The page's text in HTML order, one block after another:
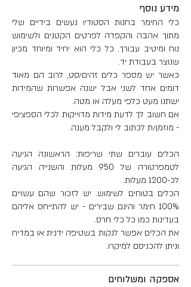
רוחב- 7 ס"מ
מידע נוסף
כלי החימר בחנות הסטודיו נעשים בידיים שלי
מתוך אהבה והקפדה לפרטים הקטנים ולשימוש
נוח ומיטיב עבורך. כל כלי הוא יחיד ומיוחד מכיון
שנוצר בעבודת יד.
כאשר יש מספר כלים זהים/סט, לרוב הם מאוד
דומים אחד לשני אבל ישנה אפשרות שהמידות
ישתנו מעט כלפי מעלה או מטה.
אם חשוב לך לדעת מידות מדוייקות לכלי הספציפי
- מוזמן/ת לכתוב לי ולקבל מענה.
הכלים עוברים שתי שריפות: הראשונה הגיעה
לטמפרטורה של 950 מעלות והשנייה הגיעה
לכ-1200 מעלות.
הכלים בטוחים לשימוש. יש לזכור שהם עשויים
100% חימר והינם שבירים - יש להתייחס אליהם
בעדינות כמו כל כלי חרס.
את הכלים אפשר לנקות בשטיפה ידנית או במדיח
וניתן להכניסם למיקרו.
אספקה ומשלוחים